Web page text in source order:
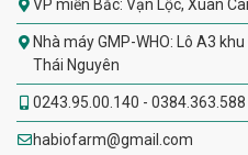
VP miền Bắc: Vạn Lộc, Xuân
Nhà máy GMP-WHO: Lô A3
Thái Nguyên
0243.95.00.140 - 0384.363.588
habiofarm@gmail.com